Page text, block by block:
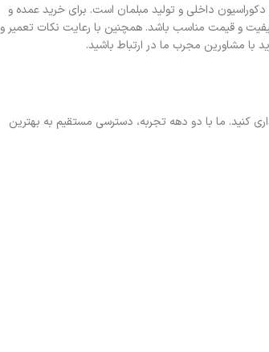
داخلی و تولید مبلمان است. برای خرید عمده و
و قیمت مناسب باشد. همچنین با رعایت نکات تعمیر و
با مشاورین مجرب ما در ارتباط باشید.
کنید. ما با دو دهه تجربه، دسترسی مستقیم به بهترین